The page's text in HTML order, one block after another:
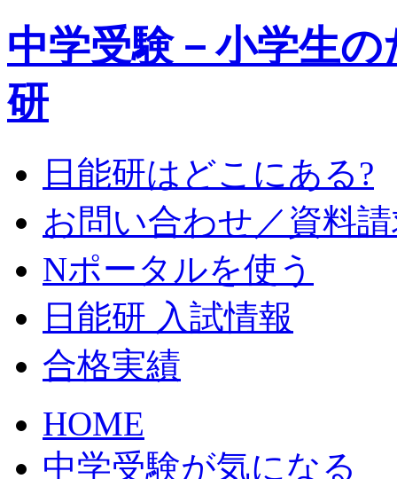
中学受験－小学生
研
日能研はどこにある?
お問い合わせ／資料
Nポータルを使う
日能研 入試情報
合格実績
HOME
中学受験が気になる